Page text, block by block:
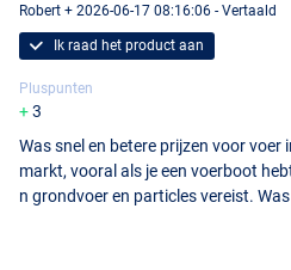
Robert + 2026-06-17 08:16:06 - Vertaald
Ik raad het product aan
Pluspunten
3
Was snel en betere prijzen voor voer
markt, vooral als je een voerboot
n grondvoer en particles vereist.